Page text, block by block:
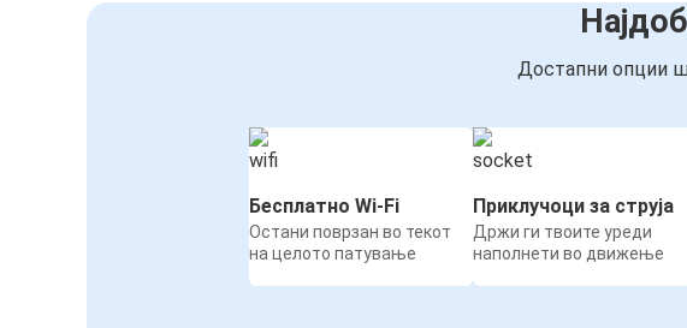
Достапни опции
Бесплатно Wi-Fi
Остани поврзан во текот
на целото патување
Приклучоци за струја
Држи ги твоите уреди
наполнети во движење